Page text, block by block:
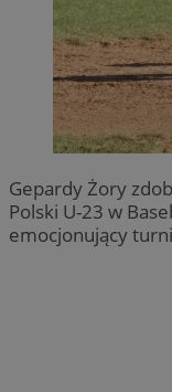
Gepardy Żory
Polski U-23 w
emocjonujący